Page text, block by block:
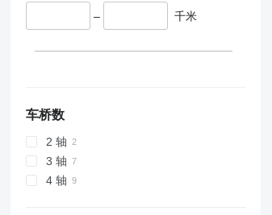
– 千米
车桥数
2 轴
3 轴
4 轴